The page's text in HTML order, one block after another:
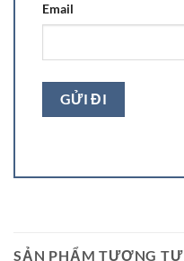
Email
SẢN PHẨM TƯƠNG TỰ